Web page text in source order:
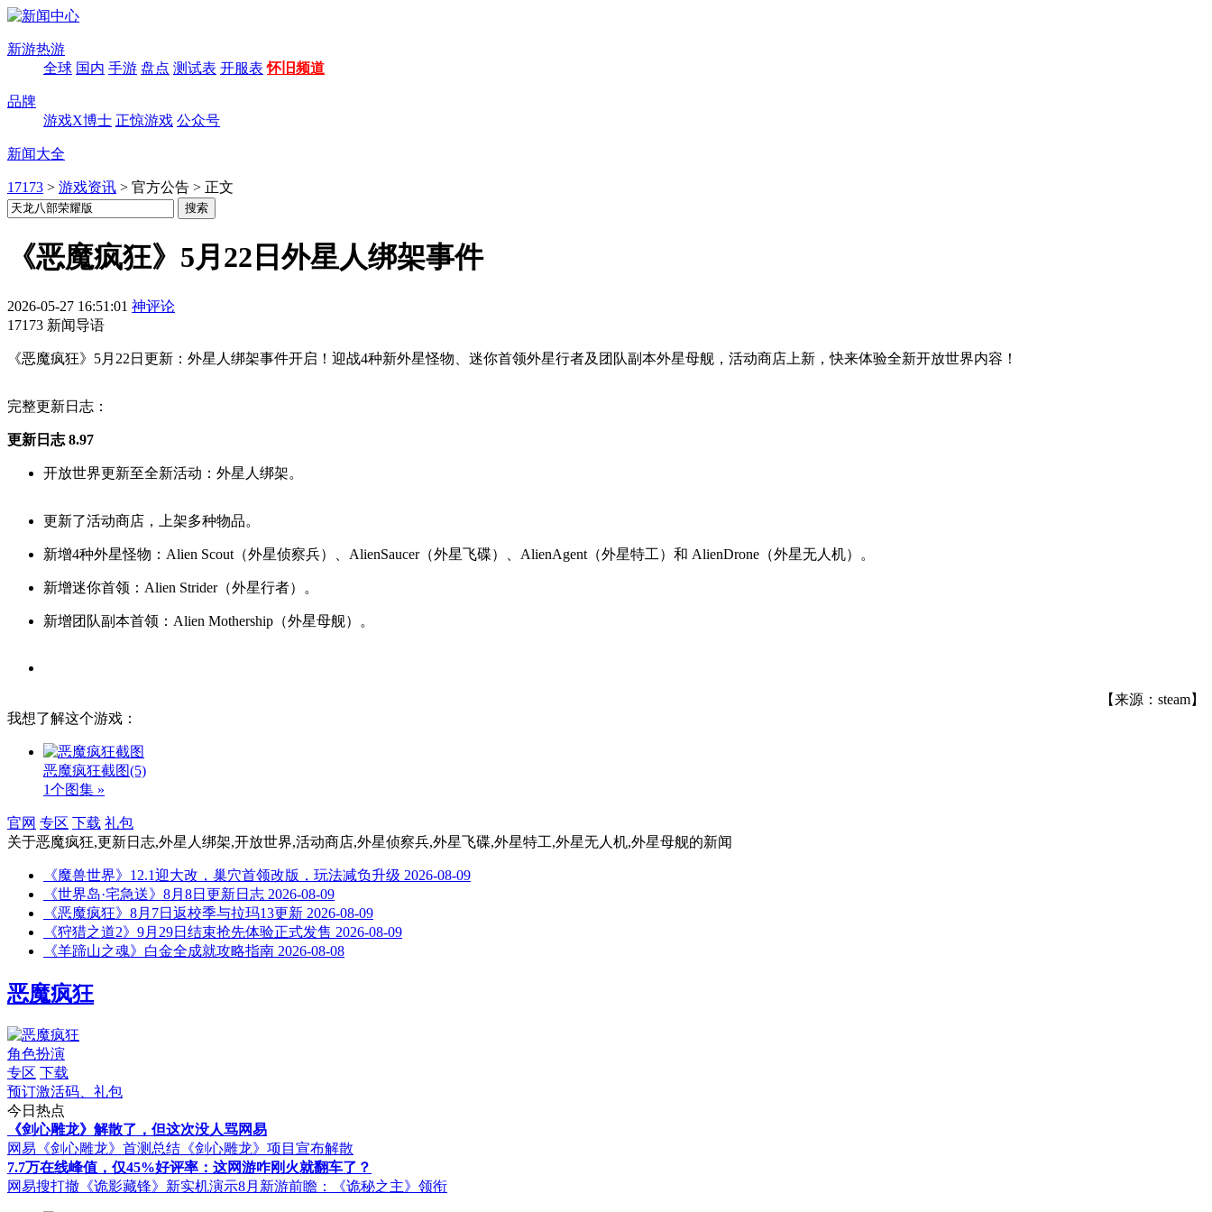
新游热游
全球 国内 手游 盘点 测试表 开服表 怀旧频道
品牌
游戏X博士 正惊游戏 公众号
新闻大全
17173 > 游戏资讯 > 官方公告 > 正文
《恶魔疯狂》5月22日外星人绑架事件
2026-05-27 16:51:01 神评论
17173 新闻导语
《恶魔疯狂》5月22日更新：外星人绑架事件开启！迎战4种新外星怪物、迷你首领外星行者及团队副本外星母舰，活动商店上新，快来体验全新开放世界内容！
完整更新日志：
更新日志 8.97
开放世界更新至全新活动：外星人绑架。
更新了活动商店，上架多种物品。
新增4种外星怪物：Alien Scout（外星侦察兵）、AlienSaucer（外星飞碟）、AlienAgent（外星特工）和 AlienDrone（外星无人机）。
新增迷你首领：Alien Strider（外星行者）。
新增团队副本首领：Alien Mothership（外星母舰）。
【来源：steam】
我想了解这个游戏：
恶魔疯狂截图(5)
1个图集 »
官网 专区 下载 礼包
关于恶魔疯狂,更新日志,外星人绑架,开放世界,活动商店,外星侦察兵,外星飞碟,外星特工,外星无人机,外星母舰的新闻
《魔兽世界》12.1迎大改，巢穴首领改版，玩法减负升级 2026-08-09
《世界岛·宅急送》8月8日更新日志 2026-08-09
《恶魔疯狂》8月7日返校季与拉玛13更新 2026-08-09
《狩猎之道2》9月29日结束抢先体验正式发售 2026-08-09
《羊蹄山之魂》白金全成就攻略指南 2026-08-08
恶魔疯狂
角色扮演
专区 下载
预订激活码、礼包
今日热点
《剑心雕龙》解散了，但这次没人骂网易
网易《剑心雕龙》首测总结 《剑心雕龙》项目宣布解散
7.7万在线峰值，仅45%好评率：这网游咋刚火就翻车了？
网易搜打撤《诡影藏锋》新实机演示8月新游前瞻：《诡秘之主》领衔